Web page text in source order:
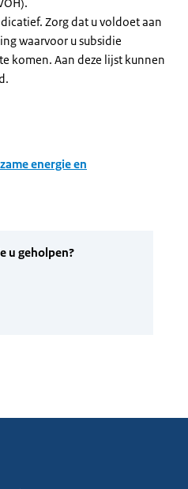
Zorg dat u voldoet aan
waarvoor u subsidie
komen. Aan deze lijst kunnen
energie en